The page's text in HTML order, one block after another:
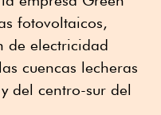
fotovoltaicos,
de electricidad
cuencas lecheras
del centro-sur del